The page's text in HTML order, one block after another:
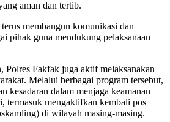
aman dan tertib.
membangun komunikasi dan
pihak guna mendukung pelaksanaan
Polres Fakfak juga aktif melaksanakan
Melalui berbagai program tersebut,
kesadaran dalam menjaga keamanan
termasuk mengaktifkan kembali pos
di wilayah masing-masing.